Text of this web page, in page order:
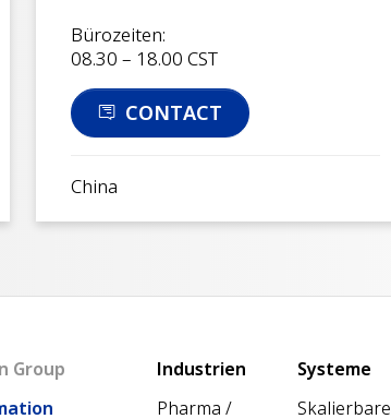
Bürozeiten:
08.30 – 18.00 CST
CONTACT
China
Group
Main navigation
Industrien
Pharma /
Systeme
Skalierbare